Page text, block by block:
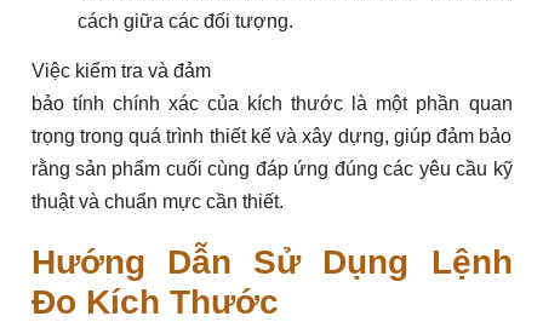
cách giữa các đối tượng.
Việc kiểm tra và đảm
bảo tính chính xác của kích thước là một phần quan
trọng trong quá trình thiết kế và xây dựng, giúp đảm bảo
rằng sản phẩm cuối cùng đáp ứng đúng các yêu cầu kỹ
thuật và chuẩn mực cần thiết.
Hướng Dẫn Sử Dụng Lệnh
Đo Kích Thước